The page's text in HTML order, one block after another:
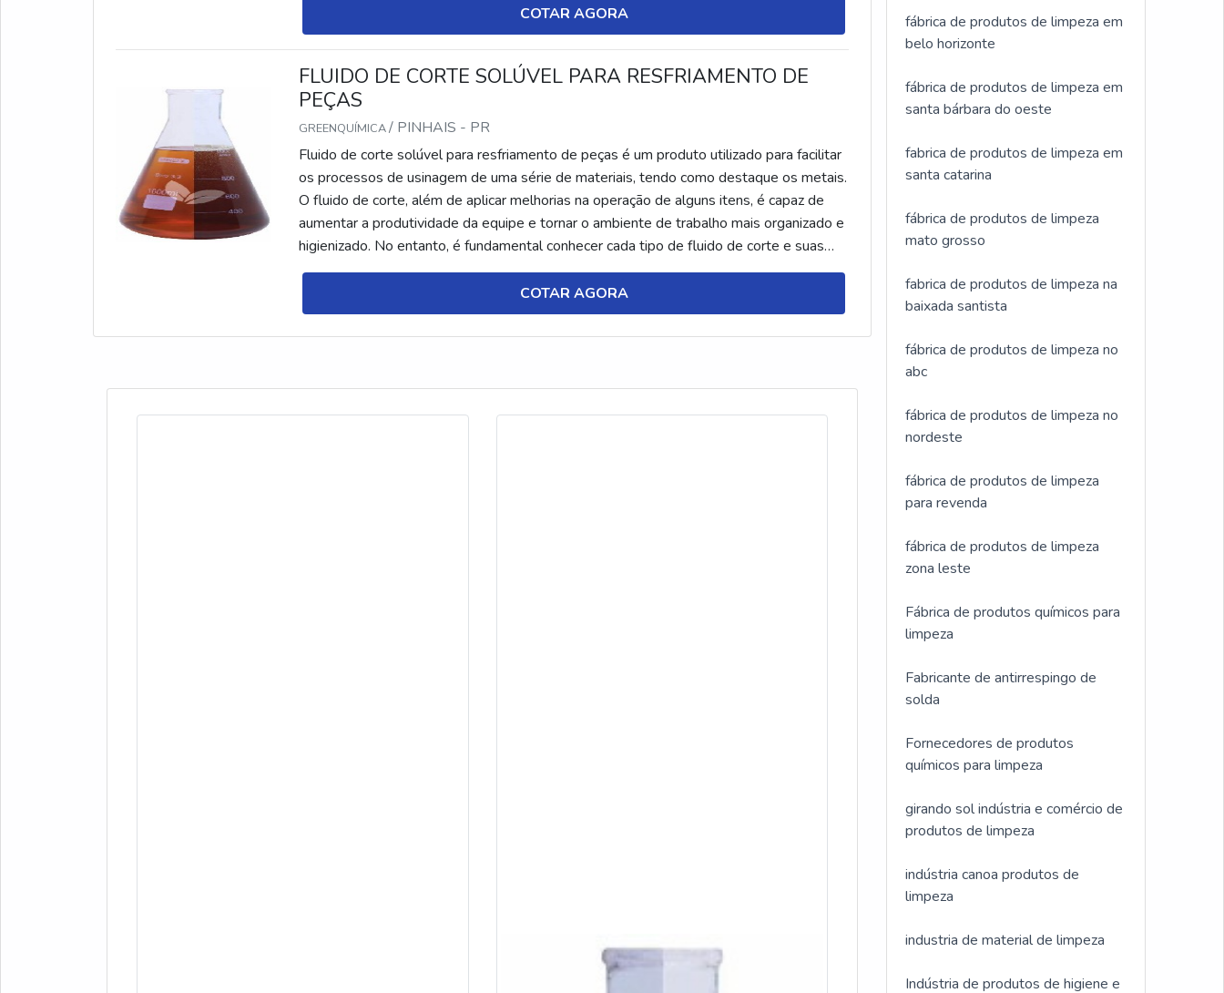
COTAR AGORA
FLUIDO DE CORTE SOLÚVEL PARA RESFRIAMENTO DE
PEÇAS
GREENQUÍMICA/ PINHAIS - PR
Fluido de corte solúvel para resfriamento de peças é um produto utilizado para facilitar
os processos de usinagem de uma série de materiais, tendo como destaque os metais.
O fluido de corte, além de aplicar melhorias na operação de alguns itens, é capaz de
aumentar a produtividade da equipe e tornar o ambiente de trabalho mais organizado e
higienizado. No entanto, é fundamental conhecer cada tipo de fluido de corte e suas
respectivas ap...
COTAR AGORA
fábrica de produtos de limpeza em
belo horizonte
fábrica de produtos de limpeza em
santa bárbara do oeste
fabrica de produtos de limpeza em
santa catarina
fábrica de produtos de limpeza
mato grosso
fabrica de produtos de limpeza na
baixada santista
fábrica de produtos de limpeza no
abc
fábrica de produtos de limpeza no
nordeste
fábrica de produtos de limpeza
para revenda
fábrica de produtos de limpeza
zona leste
Fábrica de produtos químicos para
limpeza
Fabricante de antirrespingo de
solda
Fornecedores de produtos
químicos para limpeza
girando sol indústria e comércio de
produtos de limpeza
indústria canoa produtos de
limpeza
industria de material de limpeza
Indústria de produtos de higiene e